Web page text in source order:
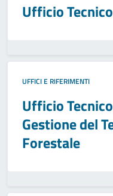
Ufficio
UFFICI E RIFERIMENTI
Ufficio
Gestione del
Forestale